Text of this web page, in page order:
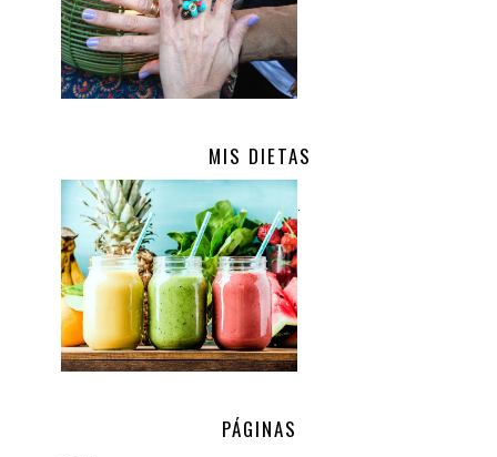
MIS DIETAS
.
PÁGINAS